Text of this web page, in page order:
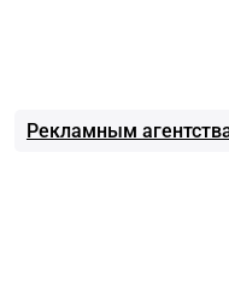
Рекламным